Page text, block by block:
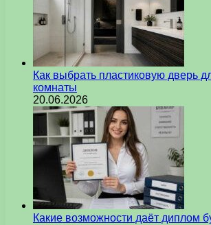
Как выбрать пластиковую дверь
комнаты
20.06.2026
Какие возможности даёт диплом